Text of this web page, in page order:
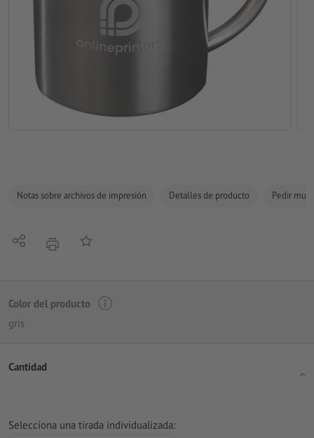
Notas sobre archivos de impresión Detalles de producto Pedir
CompartirimprimirAñadir a lista de favoritos
Color del producto
gris
Cantidad
Selecciona una tirada individualizada: